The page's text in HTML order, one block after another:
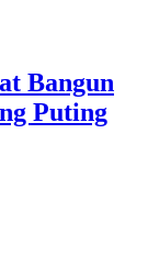
Bangun
Puting